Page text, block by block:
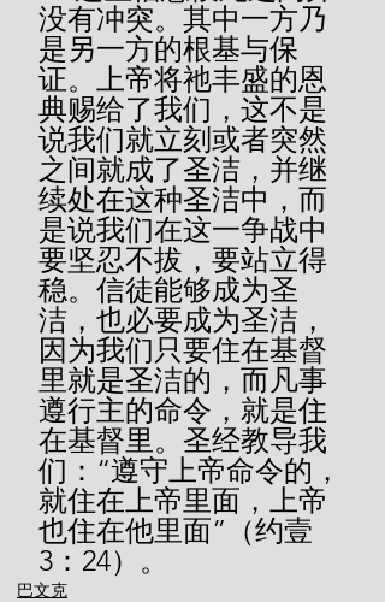
没有冲突。其中一方乃
是另一方的根基与保
证。上帝将祂丰盛的恩
典赐给了我们，这不是
说我们就立刻或者突然
之间就成了圣洁，并继
续处在这种圣洁中，而
是说我们在这一争战中
要坚忍不拔，要站立得
稳。信徒能够成为圣
洁，也必要成为圣洁，
因为我们只要住在基督
里就是圣洁的，而凡事
遵行主的命令，就是住
在基督里。圣经教导我
们：“遵守上帝命令的，
就住在上帝里面，上帝
也住在他里面”（约壹
3：24）。
巴文克